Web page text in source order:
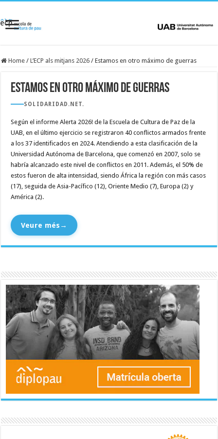
Home / L’ECP als mitjans 2026 / Estamos en otro máximo de guerras
Estamos en otro máximo de guerras
SOLIDARIDAD.NET.
Según el informe Alerta 2026! de la Escuela de Cultura de Paz de la
UAB, en el último ejercicio se registraron 40 conflictos armados frente
a los 37 identificados en 2024. Atendiendo a esta clasificación de la
Universidad Autónoma de Barcelona, que comenzó en 2007, solo se
habría alcanzado este nivel de conflictos en 2011. Además, el 50% de
estos fueron de alta intensidad, siendo África la región con más casos
(17), seguida de Asia-Pacífico (12), Oriente Medio (7), Europa (2) y
América (2).
Veure més →